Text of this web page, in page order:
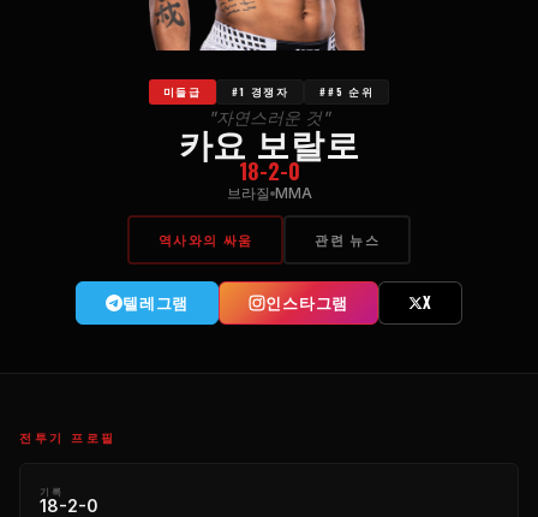
미들급 #1 경쟁자 ##5 순위
"자연스러운 것"
카요 보랄로
18-2-0
브라질 MMA
역사와의 싸움 관련 뉴스
텔레그램 인스타그램 X
전투기 프로필
기록
18-2-0